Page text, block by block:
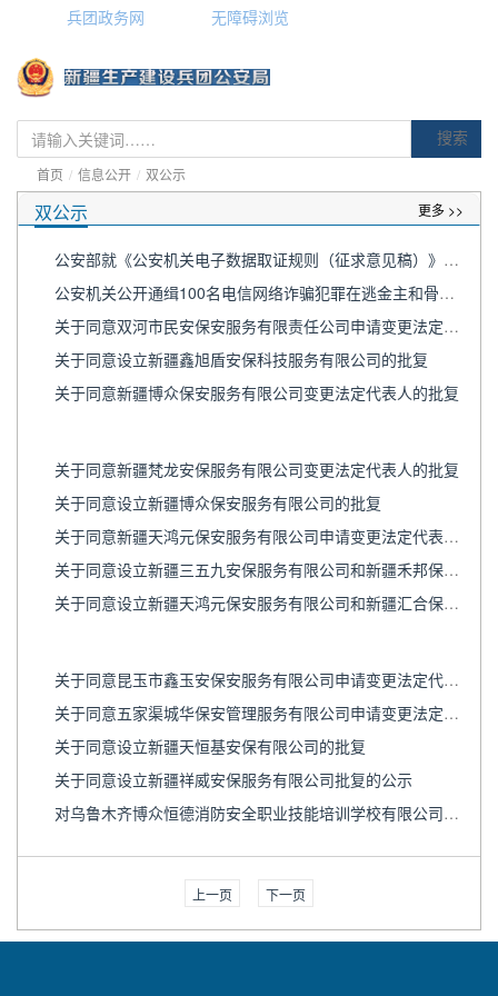
兵团政务网 无障碍浏览
搜索
首页 / 信息公开 / 双公示
双公示 更多 >>
公安部就《公安机关电子数据取证规则（征求意见稿）》面向社会公开征求意见
公安机关公开通缉100名电信网络诈骗犯罪在逃金主和骨干人员
关于同意双河市民安保安服务有限责任公司申请变更法定代表人等事项的批复
关于同意设立新疆鑫旭盾安保科技服务有限公司的批复
关于同意新疆博众保安服务有限公司变更法定代表人的批复
关于同意新疆梵龙安保服务有限公司变更法定代表人的批复
关于同意设立新疆博众保安服务有限公司的批复
关于同意新疆天鸿元保安服务有限公司申请变更法定代表人等事项的批复
关于同意设立新疆三五九安保服务有限公司和新疆禾邦保安服务有限公司的批复
关于同意设立新疆天鸿元保安服务有限公司和新疆汇合保安服务有限公司的批复
关于同意昆玉市鑫玉安保安服务有限公司申请变更法定代表人等事项的批复
关于同意五家渠城华保安管理服务有限公司申请变更法定代表人等事项的批复
关于同意设立新疆天恒基安保有限公司的批复
关于同意设立新疆祥威安保服务有限公司批复的公示
对乌鲁木齐博众恒德消防安全职业技能培训学校有限公司核发保安服务许可证的公示
上一页 下一页